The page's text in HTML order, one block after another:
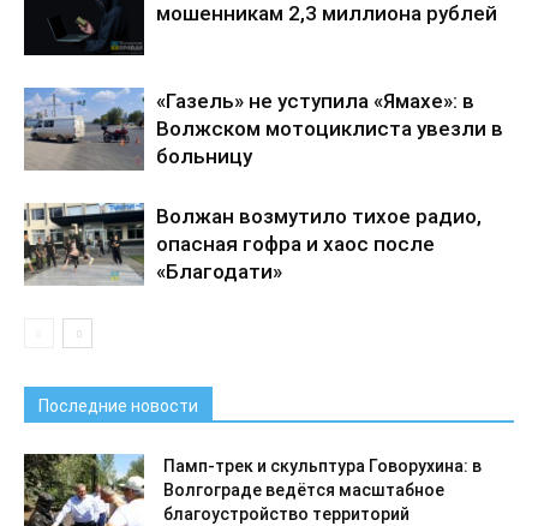
мошенникам 2,3 миллиона рублей
«Газель» не уступила «Ямахе»: в
Волжском мотоциклиста увезли в
больницу
Волжан возмутило тихое радио,
опасная гофра и хаос после
«Благодати»
Последние новости
Памп-трек и скульптура Говорухина: в
Волгограде ведётся масштабное
благоустройство территорий